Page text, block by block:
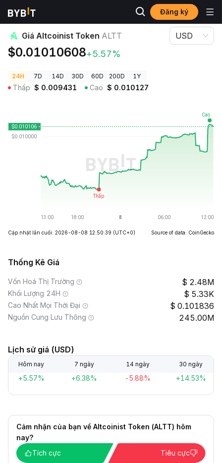
Đăng ký
Giá Tiền Điện Tử Giá Altcoinist Token ALTT
Giá Altcoinist Token ALTT
$0.01010608+5.57%
USD
24H 7D 14D 30D 60D 200D 1Y
Thấp $ 0.009431 Cao $ 0.010127
Cập nhật lần cuối: 2026-08-08 12:50:39 (UTC+0) Source of data: CoinGecko
Thống Kê Giá
Vốn Hoá Thị Trường 2.48M
Khối Lượng 24H 5.33K
Cao Nhất Mọi Thời Đại 0.101836
Nguồn Cung Lưu Thông 245.00M
Lịch sử giá (USD)
Hôm nay 7 ngày 14 ngày 30 ngày
+5.57% +6.38% -5.88% +14.53%
Cảm nhận của bạn về Altcoinist Token (ALTT) hôm
nay?
Tích cực
Tiêu cực